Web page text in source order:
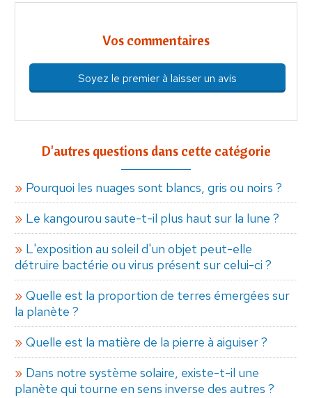
Vos commentaires
Soyez le premier à laisser un avis
D'autres questions dans cette catégorie
Pourquoi les nuages sont blancs, gris ou noirs ?
Le kangourou saute-t-il plus haut sur la lune ?
L'exposition au soleil d'un objet peut-elle
détruire bactérie ou virus présent sur celui-ci ?
Quelle est la proportion de terres émergées sur
la planète ?
Quelle est la matière de la pierre à aiguiser ?
Dans notre système solaire, existe-t-il une
planète qui tourne en sens inverse des autres ?